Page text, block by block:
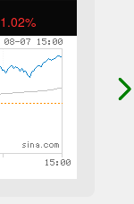
1.02%